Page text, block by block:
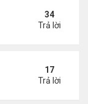
34
Trả lời
17
Trả lời